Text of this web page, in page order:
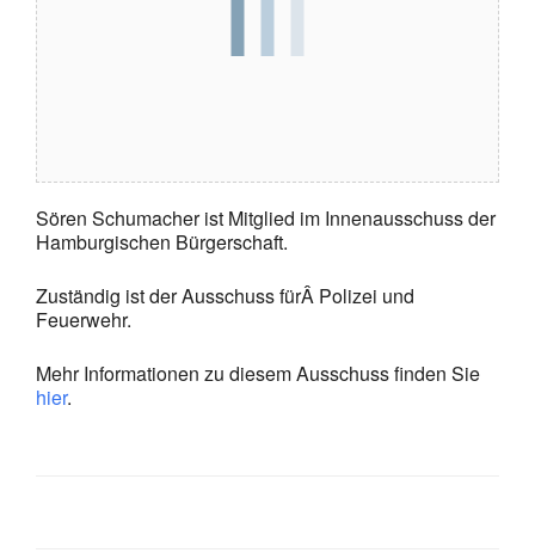
Sören Schumacher ist Mitglied im Innenausschuss der
Hamburgischen Bürgerschaft.
Zuständig ist der Ausschuss fürÂ Polizei und
Feuerwehr.
Mehr Informationen zu diesem Ausschuss finden Sie
hier.